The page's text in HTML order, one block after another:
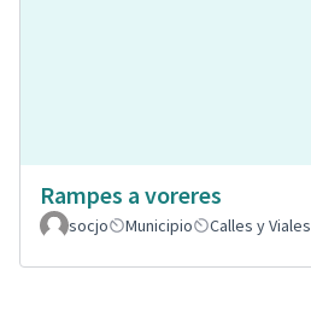
Rampes a voreres
socjo
Municipio Calles y Viales